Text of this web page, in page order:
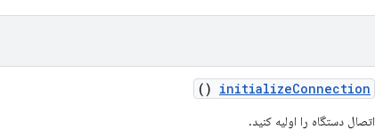
initializeConnection
()
اتصال دستگاه را اولیه کنید.